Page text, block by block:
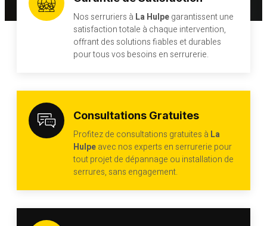
Nos serruriers à La Hulpegarantissent une
satisfaction totale à chaque intervention,
offrant des solutions fiables et durables
pour tous vos besoins en serrurerie.
Consultations Gratuites
Profitez de consultations gratuites à La
Hulpeavec nos experts en serrurerie pour
tout projet de dépannage ou installation de
serrures, sans engagement.